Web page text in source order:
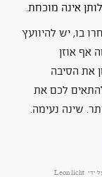
אינה מוכחת.
יש להיוועץ
לכם את
נעימה.
Leon